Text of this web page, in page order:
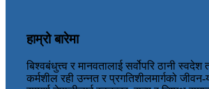
हाम्रो बारेमा
बिश्वबंधुत्त्व र मानवतालाई सर्वोपरि ठानी स्वदेश
कर्मशील रही उन्नत र प्रगतिशीलमार्गको जीवन-